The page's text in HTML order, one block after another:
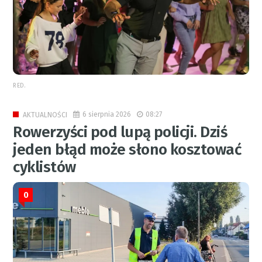
RED.
AKTUALNOŚCI 6 sierpnia 2026 08:27
Rowerzyści pod lupą policji. Dziś
jeden błąd może słono kosztować
cyklistów
0